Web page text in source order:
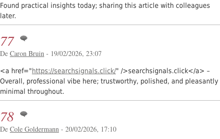
Found practical insights today; sharing this article with colleagues
later.
77
De Caron Bruin - 19/02/2026, 23:07
<a href="https://searchsignals.click/" />searchsignals.click</a> –
Overall, professional vibe here; trustworthy, polished, and pleasantly
minimal throughout.
78
De Cole Goldermann - 20/02/2026, 17:10